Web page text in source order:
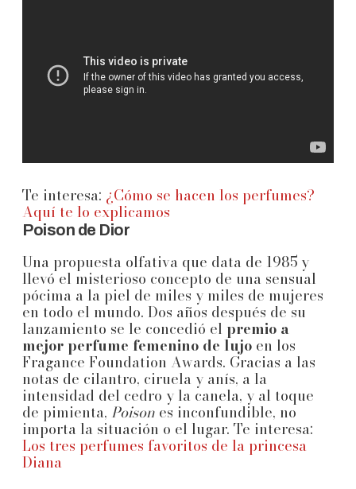
Te interesa: ¿Cómo se hacen los perfumes?
Aquí te lo explicamos
Poison de Dior
Una propuesta olfativa que data de 1985 y
llevó el misterioso concepto de una sensual
pócima a la piel de miles y miles de mujeres
en todo el mundo. Dos años después de su
lanzamiento se le concedió el premio a
mejor perfume femenino de lujo en los
Fragance Foundation Awards. Gracias a las
notas de cilantro, ciruela y anís, a la
intensidad del cedro y la canela, y al toque
de pimienta, Poison es inconfundible, no
importa la situación o el lugar. Te interesa:
Los tres perfumes favoritos de la princesa
Diana